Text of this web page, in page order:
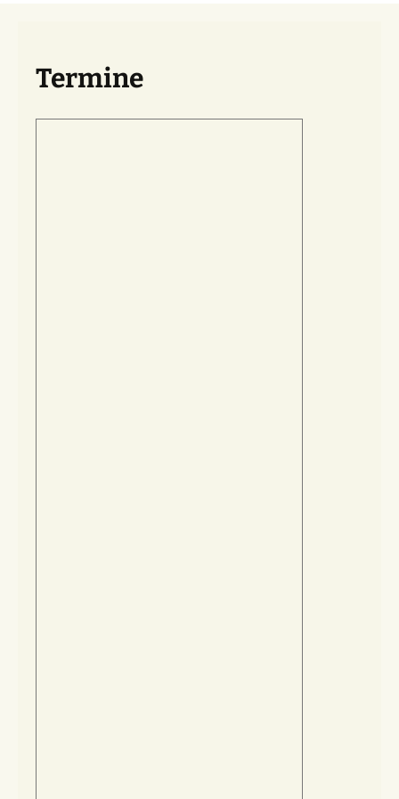
Termine